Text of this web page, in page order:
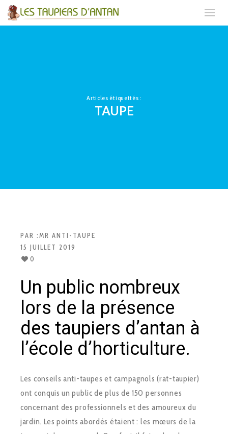
Articles étiquettés :
TAUPE
PAR :MR ANTI-TAUPE
15 JUILLET 2019
0
Un public nombreux
lors de la présence
des taupiers d’antan à
l’école d’horticulture.
Les conseils anti-taupes et campagnols (rat-taupier)
ont conquis un public de plus de 150 personnes
concernant des professionnels et des amoureux du
jardin. Les points abordés étaient : les mœurs de la